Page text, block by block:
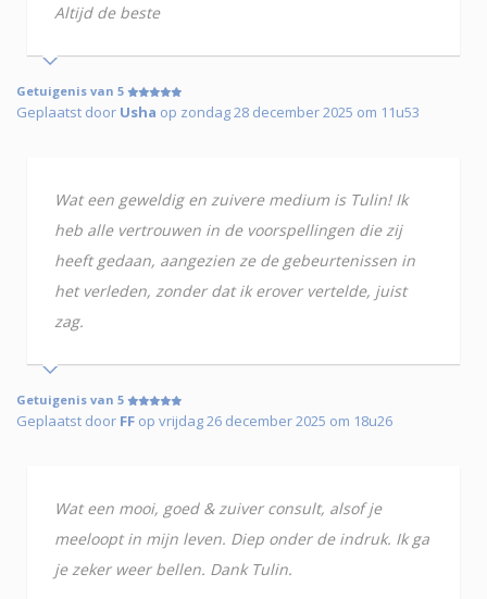
Altijd de beste
Getuigenis van 5
Geplaatst door Usha op zondag 28 december 2025 om 11u53
Wat een geweldig en zuivere medium is Tulin! Ik
heb alle vertrouwen in de voorspellingen die zij
heeft gedaan, aangezien ze de gebeurtenissen in
het verleden, zonder dat ik erover vertelde, juist
zag.
Getuigenis van 5
Geplaatst door FF op vrijdag 26 december 2025 om 18u26
Wat een mooi, goed & zuiver consult, alsof je
meeloopt in mijn leven. Diep onder de indruk. Ik ga
je zeker weer bellen. Dank Tulin.